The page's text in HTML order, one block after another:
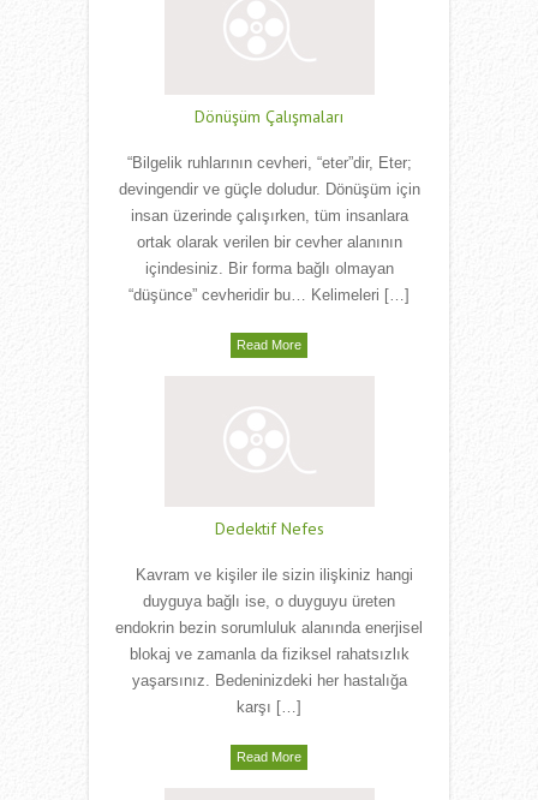
Dönüşüm Çalışmaları
“Bilgelik ruhlarının cevheri, “eter”dir, Eter;
devingendir ve güçle doludur. Dönüşüm için
insan üzerinde çalışırken, tüm insanlara
ortak olarak verilen bir cevher alanının
içindesiniz. Bir forma bağlı olmayan
“düşünce” cevheridir bu… Kelimeleri […]
Read More
Dedektif Nefes
Kavram ve kişiler ile sizin ilişkiniz hangi
duyguya bağlı ise, o duyguyu üreten
endokrin bezin sorumluluk alanında enerjisel
blokaj ve zamanla da fiziksel rahatsızlık
yaşarsınız. Bedeninizdeki her hastalığa
karşı […]
Read More